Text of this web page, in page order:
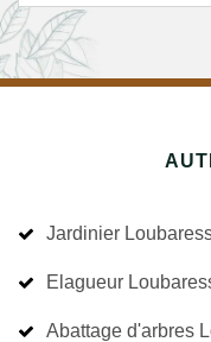
Jardinier
Elagueur
Abattage d'arbres